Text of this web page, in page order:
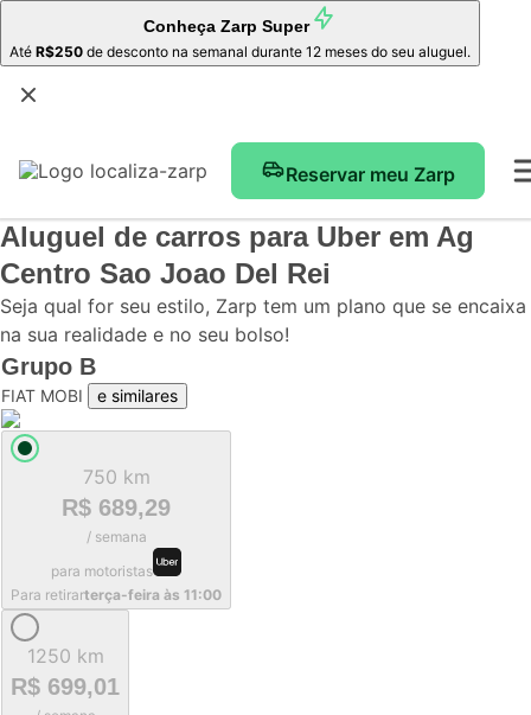
Conheça Zarp Super
Até R$250 de desconto na semanal durante 12 meses do seu aluguel.
Reservar meu Zarp
Aluguel de carros para Uber em Ag
Centro Sao Joao Del Rei
Seja qual for seu estilo, Zarp tem um plano que se encaixa
na sua realidade e no seu bolso!
Grupo B
FIAT MOBI e similares
750 km
R$ 689,29
/ semana
para motoristas
Para retirarterça-feira às 11:00
1250 km
R$ 699,01